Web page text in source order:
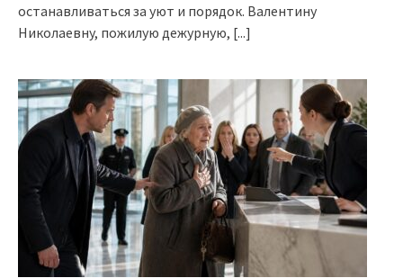
останавливаться за уют и порядок. Валентину
Николаевну, пожилую дежурную, [...]